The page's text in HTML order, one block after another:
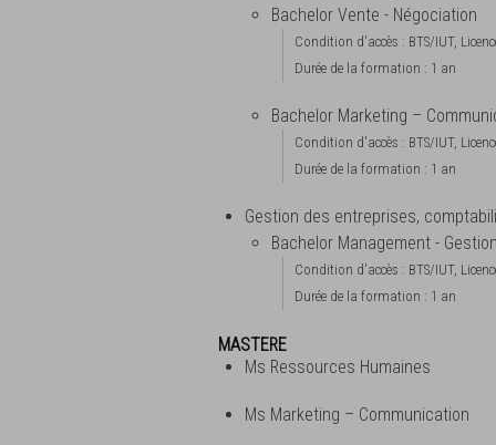
Bachelor Vente - Négociation
Condition d'accès : BTS/IUT,
Durée de la formation : 1 an
Bachelor Marketing –
Condition d'accès : BTS/IUT,
Durée de la formation : 1 an
Gestion des entreprises,
Bachelor Management - Gestion
Condition d'accès : BTS/IUT,
Durée de la formation : 1 an
MASTERE
Ms Ressources Humaines
Ms Marketing – Communication